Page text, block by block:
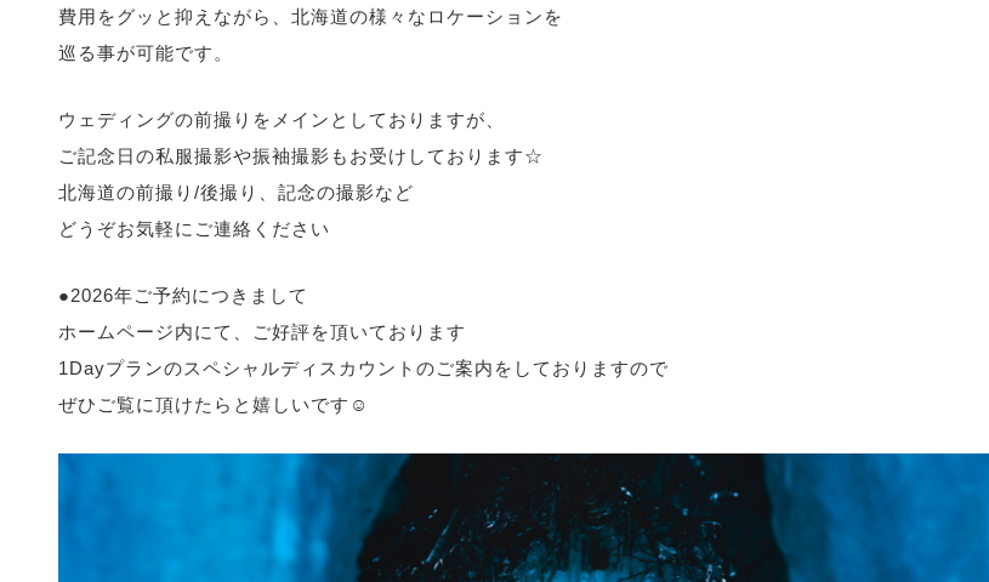
費用をグッと抑えながら、北海道の様々なロケーションを
巡る事が可能です。
ウェディングの前撮りをメインとしておりますが、
ご記念日の私服撮影や振袖撮影もお受けしております☆
北海道の前撮り/後撮り、記念の撮影など
どうぞお気軽にご連絡ください
●2026年ご予約につきまして
ホームページ内にて、ご好評を頂いております
1Dayプランのスペシャルディスカウントのご案内をしておりますので
ぜひご覧に頂けたらと嬉しいです☺️